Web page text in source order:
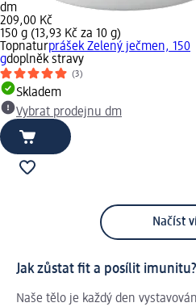
dm
209,00 Kč
150 g (13,93 Kč za 10 g)
Topnaturprášek Zelený ječmen, 150
gdoplněk stravy
(3)
Skladem
Vybrat prodejnu dm
Načíst
Jak zůstat fit a posílit imunitu?
Naše tělo je každý den